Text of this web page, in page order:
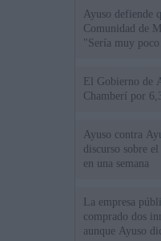
Ayuso defiende
Comunidad de
"Sería muy
El Gobierno de
Chamberí por
Ayuso contra
discurso sobre
en una semana
La empresa
comprado dos
aunque Ayuso